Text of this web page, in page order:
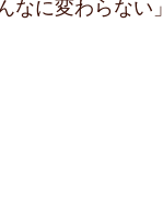
なに変わらない」